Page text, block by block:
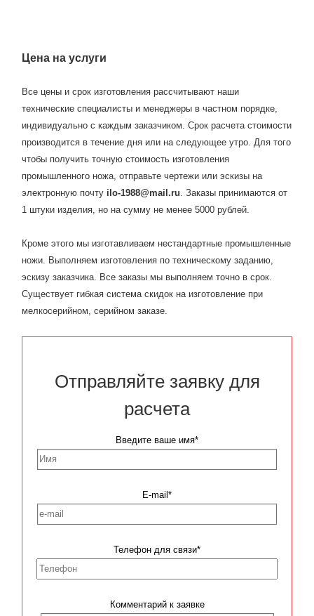
Цена на услуги
Все цены и срок изготовления рассчитывают наши
технические специалисты и менеджеры в частном порядке,
индивидуально с каждым заказчиком. Срок расчета стоимости
производится в течение дня или на следующее утро. Для того
чтобы получить точную стоимость изготовления
промышленного ножа, отправьте чертежи или эскизы на
электронную почту ilo-1988@mail.ru. Заказы принимаются от
1 штуки изделия, но на сумму не менее 5000 рублей.
Кроме этого мы изготавливаем нестандартные промышленные
ножи. Выполняем изготовления по техническому заданию,
эскизу заказчика. Все заказы мы выполняем точно в срок.
Существует гибкая система скидок на изготовление при
мелкосерийном, серийном заказе.
Отправляйте заявку для
расчета
Введите ваше имя*
E-mail*
Телефон для связи*
Комментарий к заявке